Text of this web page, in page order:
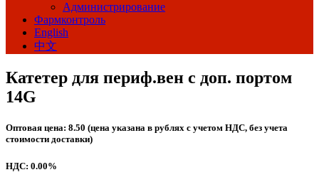
Администрирование
Фармконтроль
English
中文
Катетер для периф.вен с доп. портом
14G
Оптовая цена: 8.50 (цена указана в рублях с учетом НДС, без учета
стоимости доставки)
НДС: 0.00%